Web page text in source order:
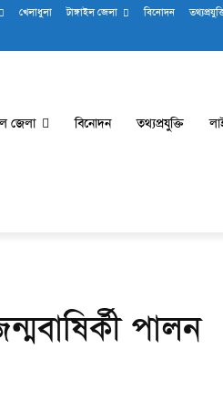
খেলাধুলা টাঙ্গাইল জেলা বিনোদন
জেলা বিনোদন তথ্যপ্রযুক্তি
পালন